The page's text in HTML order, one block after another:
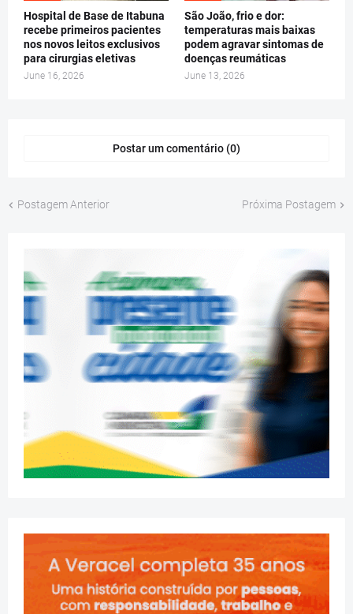
Hospital de Base de Itabuna
recebe primeiros pacientes
nos novos leitos exclusivos
para cirurgias eletivas
June 16, 2026
São João, frio e dor:
temperaturas mais baixas
podem agravar sintomas de
doenças reumáticas
June 13, 2026
Postar um comentário (0)
Postagem Anterior Próxima Postagem